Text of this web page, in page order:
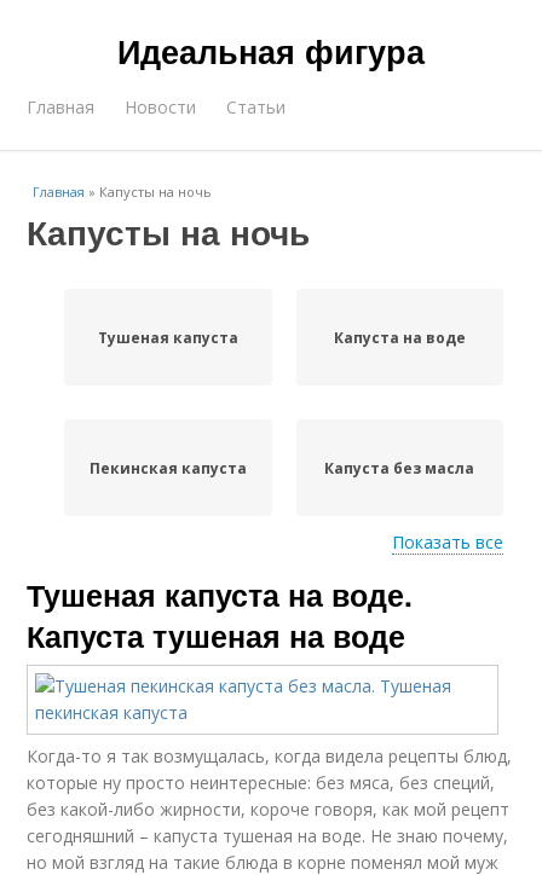
Идеальная фигура
Главная Новости Статьи
Главная » Капусты на ночь
Капусты на ночь
Тушеная капуста Капуста на воде
Пекинская капуста Капуста без масла
Капуста без соли Капуста с яблоками
Капуста для
похудения
Цветная капуста
Показать все
Тушеная капуста на воде.
Капуста тушеная на воде
Когда-то я так возмущалась, когда видела рецепты блюд,
которые ну просто неинтересные: без мяса, без специй,
без какой-либо жирности, короче говоря, как мой рецепт
сегодняшний – капуста тушеная на воде. Не знаю почему,
но мой взгляд на такие блюда в корне поменял мой муж